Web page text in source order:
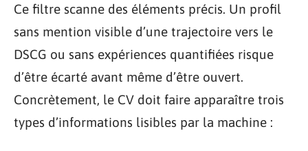
Ce filtre scanne des éléments précis. Un profil
sans mention visible d’une trajectoire vers le
DSCG ou sans expériences quantifiées risque
d’être écarté avant même d’être ouvert.
Concrètement, le CV doit faire apparaître trois
types d’informations lisibles par la machine :